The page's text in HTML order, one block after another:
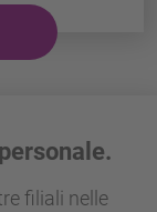
filiali nelle